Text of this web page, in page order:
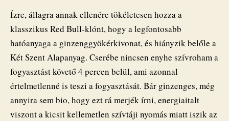
Ízre, állagra annak ellenére tökéletesen hozza a
klasszikus Red Bull-klónt, hogy a legfontosabb
hatóanyaga a ginzenggyökérkivonat, és hiányzik belőle a
Két Szent Alapanyag. Cserébe nincsen enyhe szívroham a
fogyasztást követő 4 percen belül, ami azonnal
értelmetlenné is teszi a fogyasztását. Bár ginzenges, még
annyira sem bio, hogy ezt rá merjék írni, energiaitalt
viszont a kicsit kellemetlen szívtáji nyomás miatt iszik az